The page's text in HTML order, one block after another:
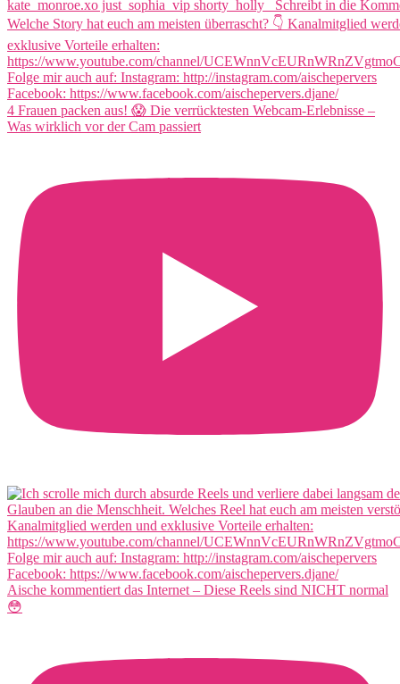
4 Frauen packen aus! 😱 Die verrücktesten Webcam-Erlebnisse –
Was wirklich vor der Cam passiert
Aische kommentiert das Internet – Diese Reels sind NICHT normal
😳